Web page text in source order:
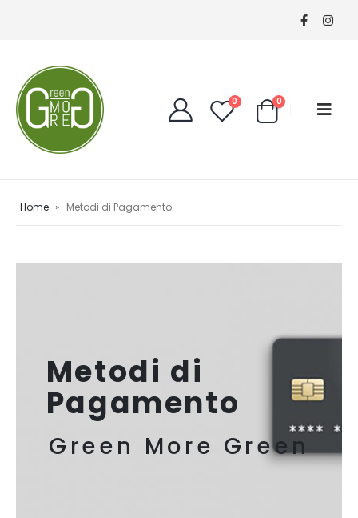
0 0
Home » Metodi di Pagamento
Metodi di
Pagamento
Green More Green